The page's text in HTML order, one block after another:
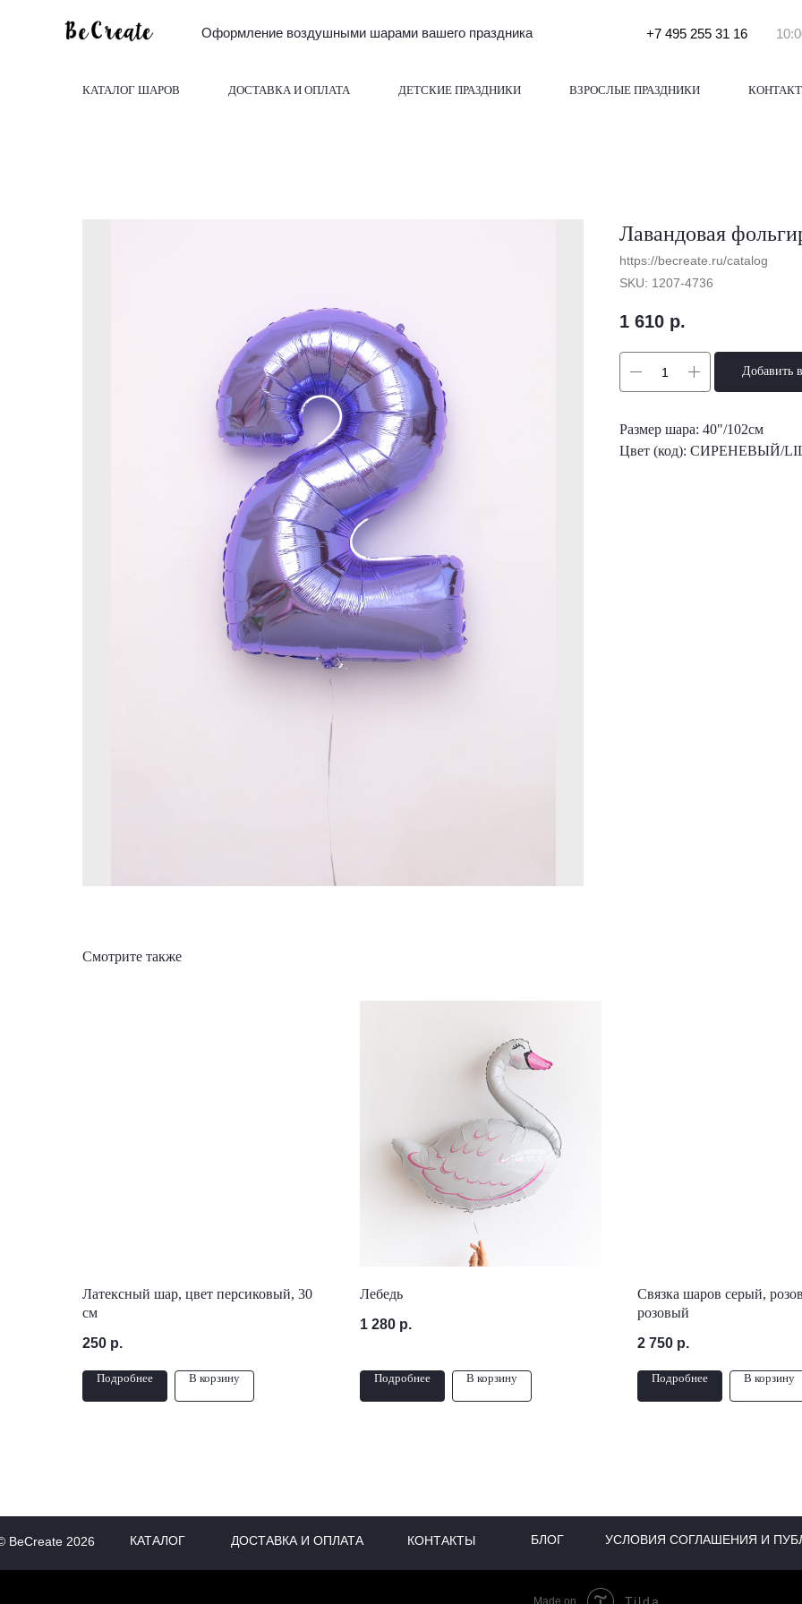
Оформление воздушными шарами вашего праздника +7 495 255 31 16
КАТАЛОГ ШАРОВ ДОСТАВКА И ОПЛАТА ДЕТСКИЕ ПРАЗДНИКИ ВЗРОСЛЫЕ ПРАЗДНИКИ
Лавандовая
https://becreate.ru/catalog
SKU: 1207-4736
1 610 р.
Добавить
Размер шара: 40"/102см
Цвет (код): СИРЕНЕВЫЙ/
Смотрите также
Латексный шар, цвет персиковый, 30
см
250 р.
Подробнее В корзину
Лебедь
1 280 р.
Подробнее В корзину
Связка шаров серый,
розовый
2 750 р.
Подробнее В корзину
КАТАЛОГ
BeCreate 2026 ДОСТАВКА И ОПЛАТА КОНТАКТЫ БЛОГ УСЛОВИЯ СОГЛАШЕНИЯ И